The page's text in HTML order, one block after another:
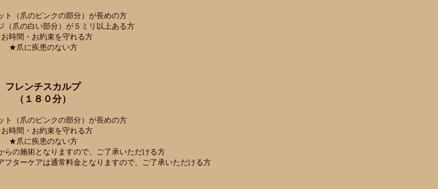
ト（爪のピンクの部分）が長めの方
（爪の白い部分）が５ミリ以上ある方
時間・お約束を守れる方
★爪に疾患のない方
フレンチスカルプ
（１８０分）
ト（爪のピンクの部分）が長めの方
時間・お約束を守れる方
★爪に疾患のない方
の施術となりますので、ご了承いただける方
ターケアは通常料金となりますので、ご了承いただける方